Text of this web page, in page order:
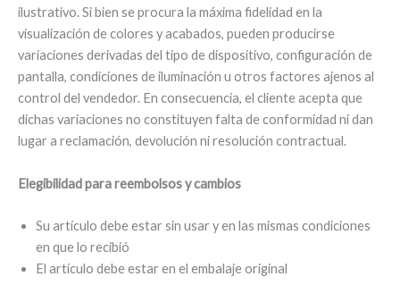
ilustrativo. Si bien se procura la máxima fidelidad en la
visualización de colores y acabados, pueden producirse
variaciones derivadas del tipo de dispositivo, configuración de
pantalla, condiciones de iluminación u otros factores ajenos al
control del vendedor. En consecuencia, el cliente acepta que
dichas variaciones no constituyen falta de conformidad ni dan
lugar a reclamación, devolución ni resolución contractual.
Elegibilidad para reembolsos y cambios
Su artículo debe estar sin usar y en las mismas condiciones
en que lo recibió
El artículo debe estar en el embalaje original